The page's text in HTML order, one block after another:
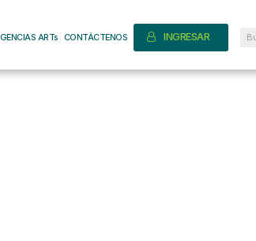
ARTs CONTÁCTENOS INGRESAR